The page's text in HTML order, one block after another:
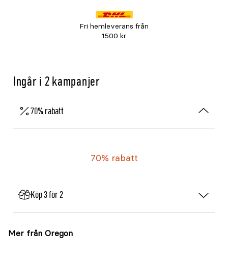
Fri hemleverans från
1500 kr
Ingår i 2 kampanjer
70% rabatt
70% rabatt
Köp 3 för 2
Mer från Oregon